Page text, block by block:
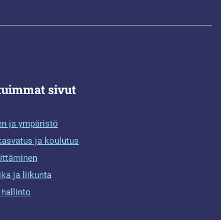
sivut
ja ympäristö
ja koulutus
ja liikunta
hallinto